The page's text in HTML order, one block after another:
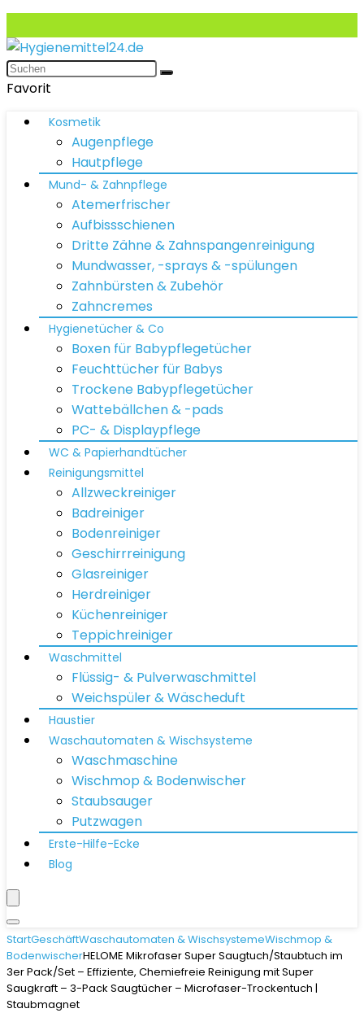
Favorit
Kosmetik
Augenpflege
Hautpflege
Mund- & Zahnpflege
Atemerfrischer
Aufbissschienen
Dritte Zähne & Zahnspangenreinigung
Mundwasser, -sprays & -spülungen
Zahnbürsten & Zubehör
Zahncremes
Hygienetücher & Co
Boxen für Babypflegetücher
Feuchttücher für Babys
Trockene Babypflegetücher
Wattebällchen & -pads
PC- & Displaypflege
WC & Papierhandtücher
Reinigungsmittel
Allzweckreiniger
Badreiniger
Bodenreiniger
Geschirrreinigung
Glasreiniger
Herdreiniger
Küchenreiniger
Teppichreiniger
Waschmittel
Flüssig- & Pulverwaschmittel
Weichspüler & Wäscheduft
Haustier
Waschautomaten & Wischsysteme
Waschmaschine
Wischmop & Bodenwischer
Staubsauger
Putzwagen
Erste-Hilfe-Ecke
Blog
StartGeschäftWaschautomaten & WischsystemeWischmop &
BodenwischerHELOME Mikrofaser Super Saugtuch/Staubtuch im
3er Pack/Set – Effiziente, Chemiefreie Reinigung mit Super
Saugkraft – 3-Pack Saugtücher – Microfaser-Trockentuch |
Staubmagnet